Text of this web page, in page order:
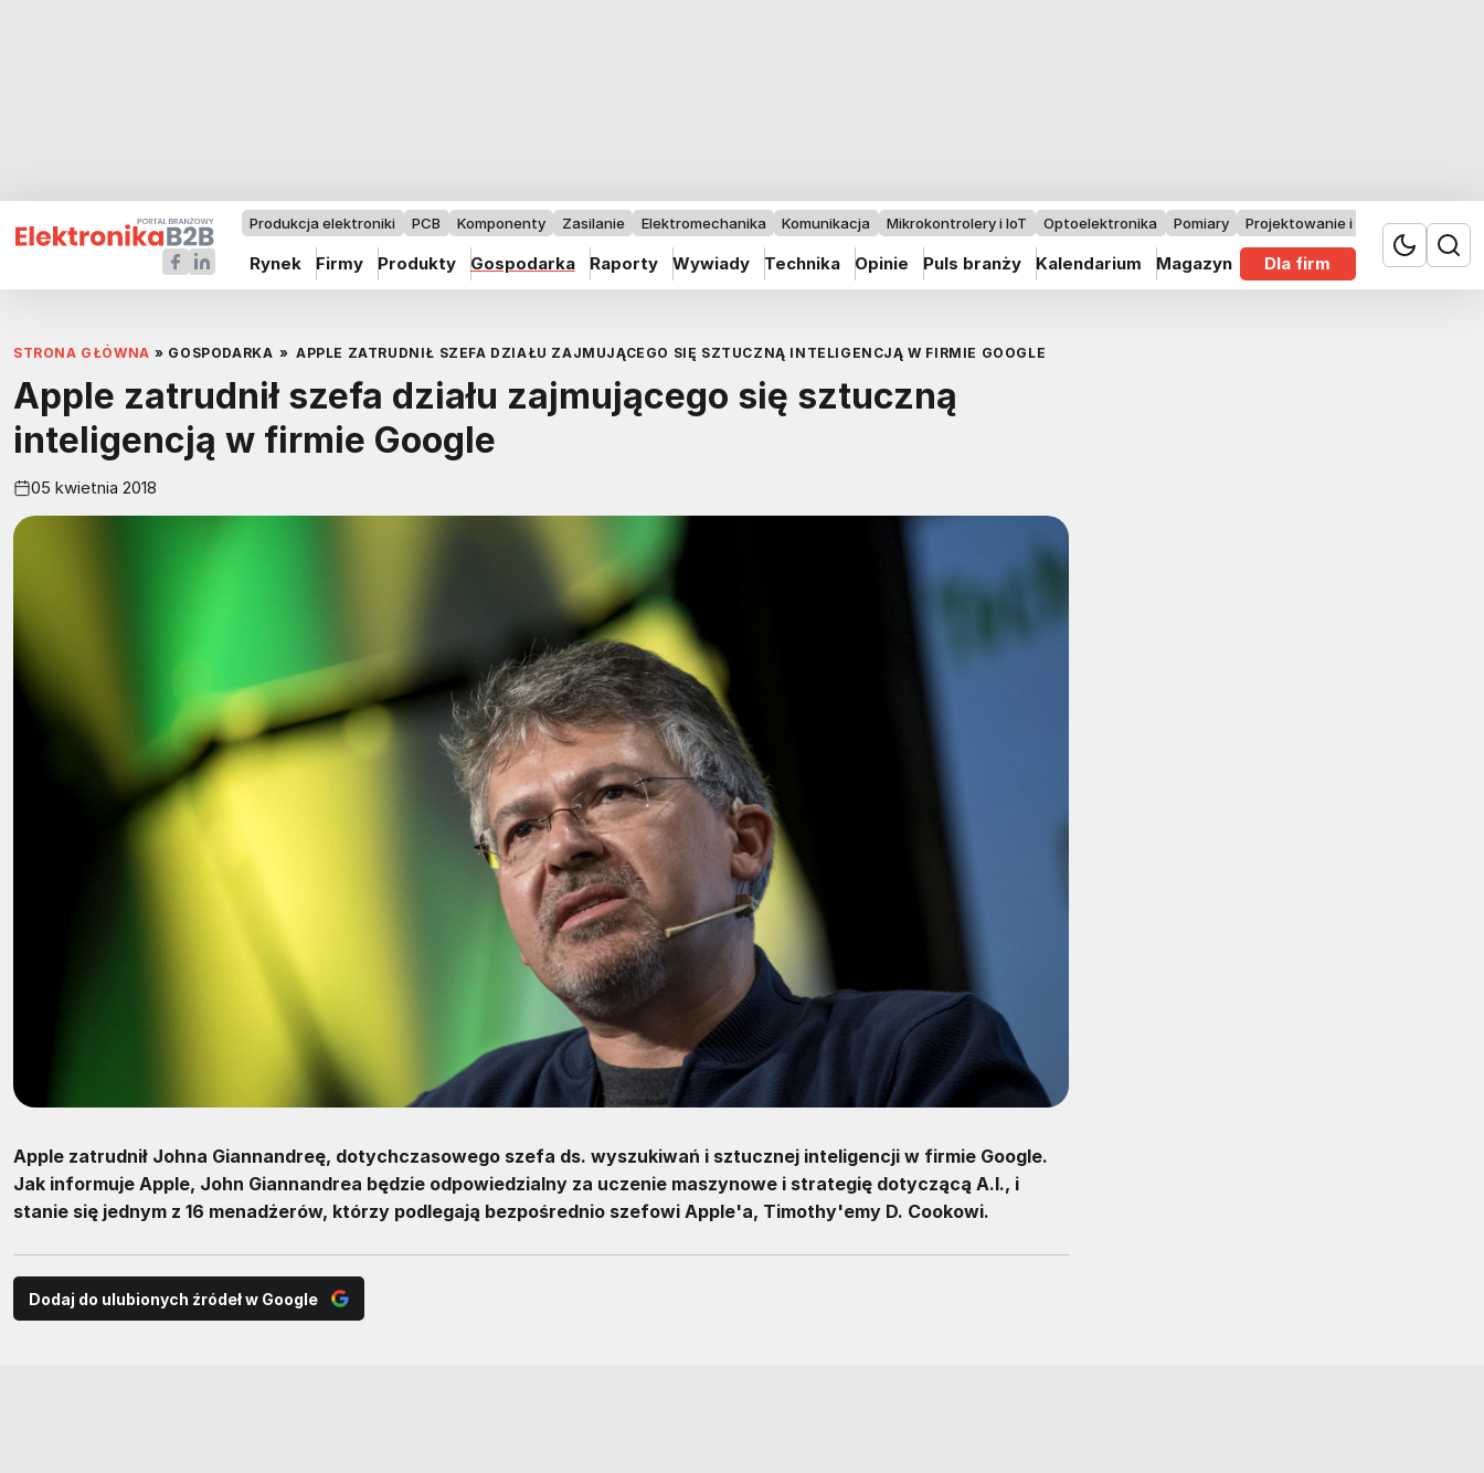
Produkcja elektroniki PCB Komponenty Zasilanie Elektromechanika Komunikacja Mikrokontrolery i IoT Optoelektronika Pomiary Projektowanie i badania
Rynek Firmy Produkty Gospodarka Raporty Wywiady Technika Opinie Puls branży Kalendarium Magazyn Dla firm
STRONA GŁÓWNA » GOSPODARKA » APPLE ZATRUDNIŁ SZEFA DZIAŁU ZAJMUJĄCEGO SIĘ SZTUCZNĄ INTELIGENCJĄ W FIRMIE GOOGLE
Apple zatrudnił szefa działu zajmującego się sztuczną
inteligencją w firmie Google
05 kwietnia 2018
Apple zatrudnił Johna Giannandreę, dotychczasowego szefa ds. wyszukiwań i sztucznej inteligencji w firmie Google.
Jak informuje Apple, John Giannandrea będzie odpowiedzialny za uczenie maszynowe i strategię dotyczącą A.I., i
stanie się jednym z 16 menadżerów, którzy podlegają bezpośrednio szefowi Apple'a, Timothy'emy D. Cookowi.
Dodaj do ulubionych źródeł w Google